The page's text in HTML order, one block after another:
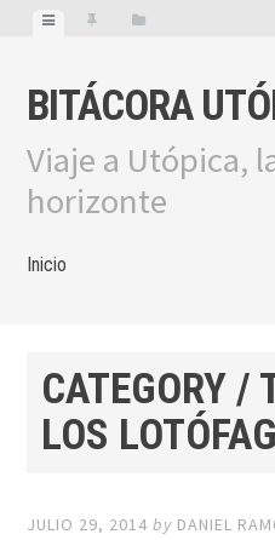
BITÁCORA
Viaje a Utópica,
horizonte
Inicio
CATEGORY /
LOS
JULIO 29, 2014 by DANIEL